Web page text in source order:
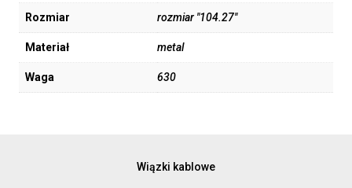
Rozmiar rozmiar "104.27"
Materiał metal
Waga 630
Wiązki kablowe